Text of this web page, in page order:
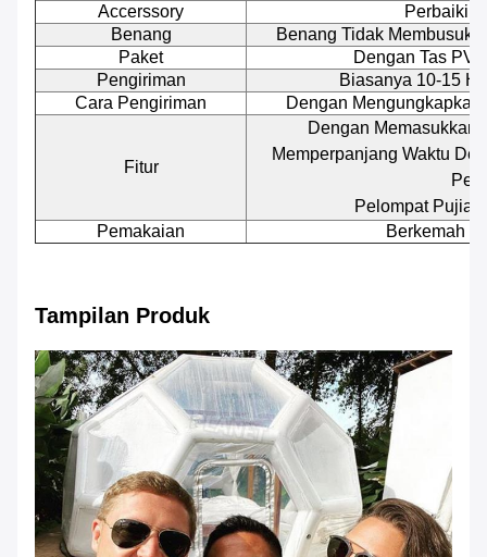
Accerssory
Perbaiki
Benang
Benang Tidak Membusuk
Paket
Dengan Tas
Pengiriman
Biasanya 10-15
Cara Pengiriman
Dengan
Fitur
Dengan Memasukkan
Memperpanjang Waktu
Pelompat
Pemakaian
Berkemah
Tampilan Produk